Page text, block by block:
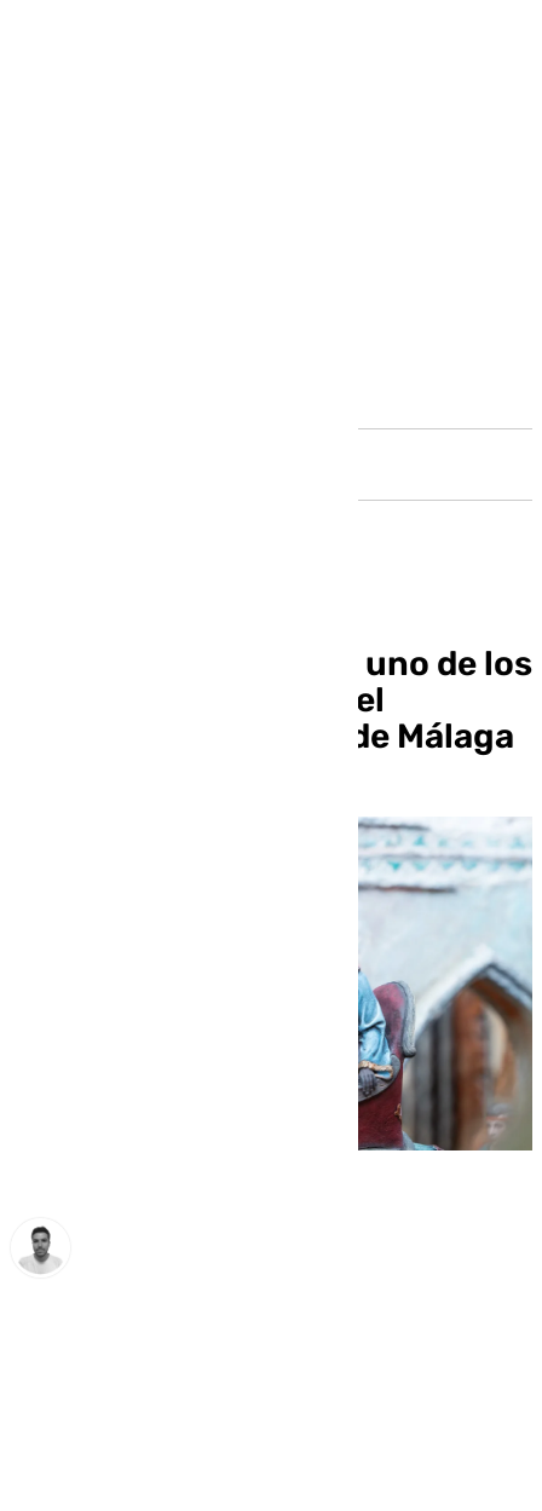
Las figuras del Belén, uno de los
mayores atractivos del
Mercadillo Navideño de Málaga